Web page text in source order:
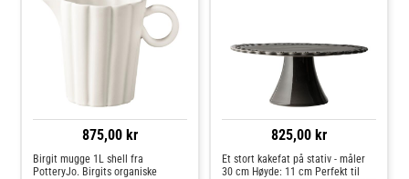
875,00 kr
Birgit mugge 1L shell fra
PotteryJo. Birgits organiske
825,00 kr
Et stort kakefat på stativ - måler
30 cm Høyde: 11 cm Perfekt til